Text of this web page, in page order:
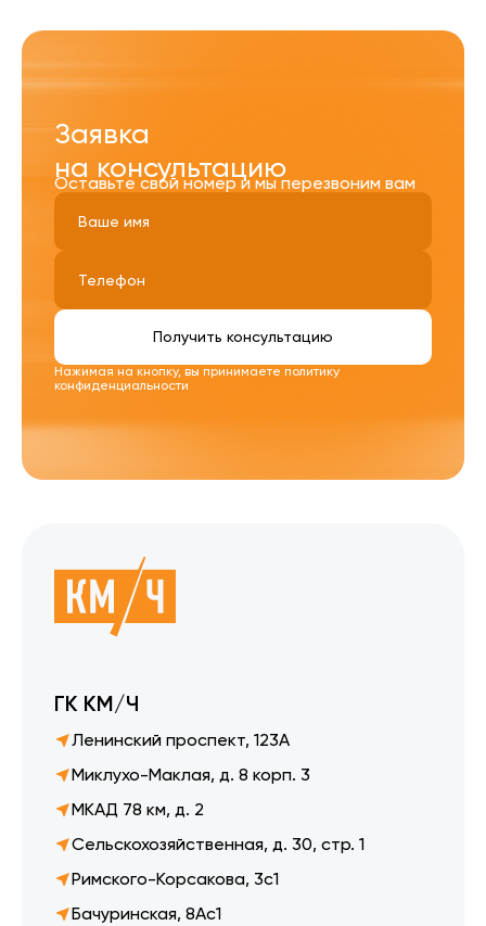
Заявка
на консультацию
Оставьте свой номер и мы перезвоним вам
Нажимая на кнопку, вы принимаете политику
конфиденциальности
Получить консультацию
ГК КМ/Ч
Ленинский проспект, 123А
Миклухо-Маклая, д. 8 корп. 3
МКАД 78 км, д. 2
Сельскохозяйственная, д. 30, стр. 1
Римского-Корсакова, 3с1
Бачуринская, 8Ас1